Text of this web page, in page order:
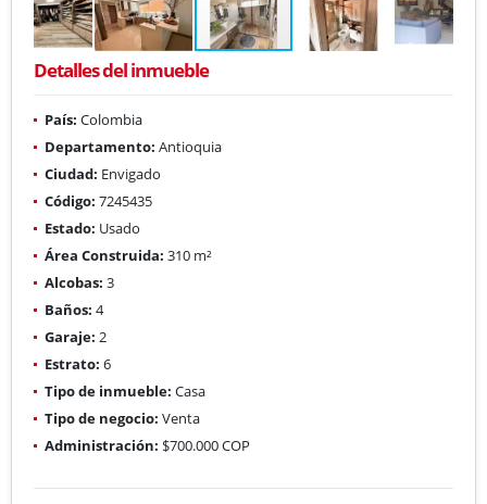
Detalles del inmueble
País: Colombia
Departamento: Antioquia
Ciudad: Envigado
Código: 7245435
Estado: Usado
Área Construida: 310 m²
Alcobas: 3
Baños: 4
Garaje: 2
Estrato: 6
Tipo de inmueble: Casa
Tipo de negocio: Venta
Administración: $700.000 COP